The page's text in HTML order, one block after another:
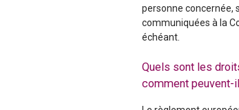
personne concernée,
communiquées à la
échéant.
Quels sont les
comment peuvent-